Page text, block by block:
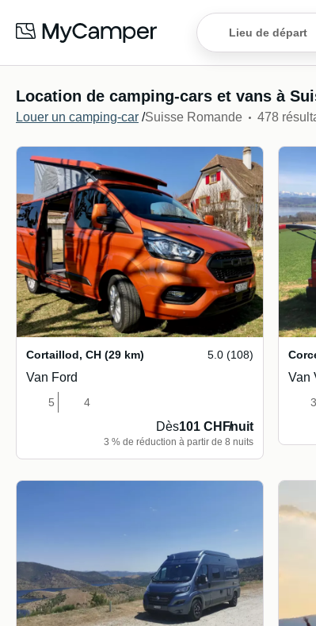
Location de camping-cars et vans à
Louer un camping-car /Suisse Romande 478
Cortaillod, CH (29 km) 5.0 (108)
Van Ford
5 4
Dès101 CHF/nuit
3 % de réduction à partir de 8 nuits
Van
3